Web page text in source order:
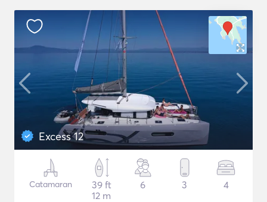
Excess 12
Catamaran
39 ft
12 m
6 3 4